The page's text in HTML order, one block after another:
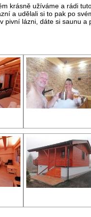
krásně užíváme a rádi
a udělali si to pak po
pivní lázni, dáte si saunu a